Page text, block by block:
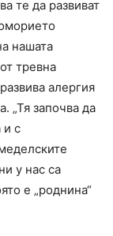
те да развиват
нашата
тревна
алергия
„Тя започва да
и с
у нас са
е „роднина“